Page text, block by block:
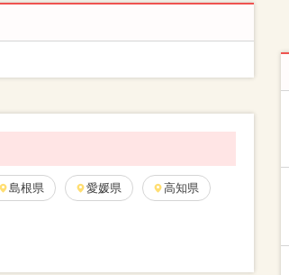
島根県 愛媛県 高知県